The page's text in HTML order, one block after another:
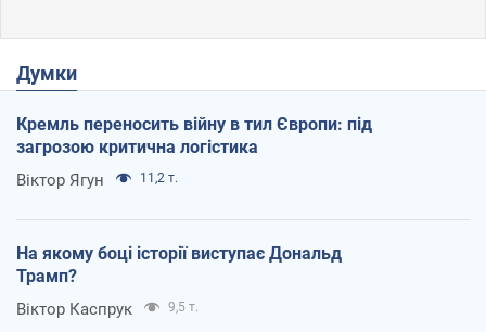
Думки
Кремль переносить війну в тил Європи: під
загрозою критична логістика
Віктор Ягун 11,2 т.
На якому боці історії виступає Дональд
Трамп?
Віктор Каспрук 9,5 т.